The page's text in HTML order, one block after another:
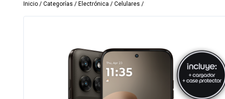
Inicio / Categorías / Electrónica / Celulares /